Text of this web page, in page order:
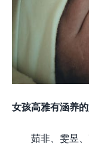
女孩高雅有涵养
茹非、雯昱